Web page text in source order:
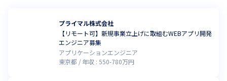
プライマル株式会社
【リモート可】新規事業立上げに取組むWEBアプリ開発
エンジニア募集
アプリケーションエンジニア
東京都
年収 : 550-780万円